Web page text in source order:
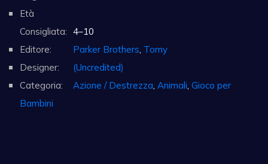
Età
Consigliata: 4–10
Editore:
Parker Brothers Tomy
Designer:
(Uncredited)
Categoria:
Azione / Destrezza Animali Gioco per
Bambini